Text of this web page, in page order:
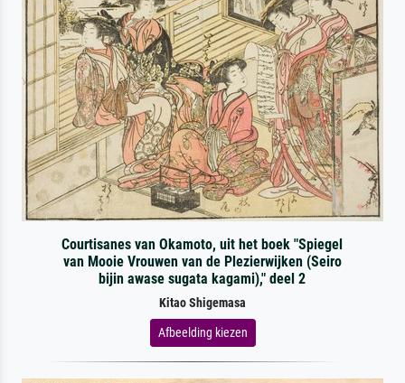
Courtisanes van Okamoto, uit het boek "Spiegel
van Mooie Vrouwen van de Plezierwijken (Seiro
bijin awase sugata kagami)," deel 2
Kitao Shigemasa
Afbeelding kiezen